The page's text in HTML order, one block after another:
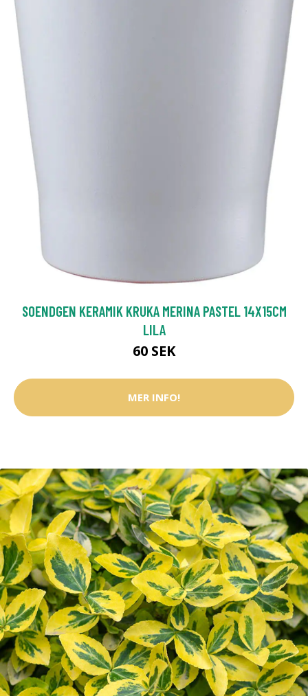
SOENDGEN KERAMIK KRUKA MERINA PASTEL 14X15CM
LILA
60 SEK
MER INFO!